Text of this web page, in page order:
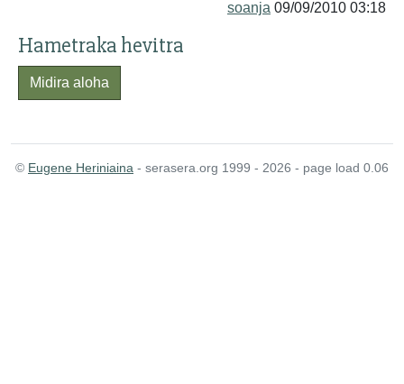
soanja 09/09/2010 03:18
Hametraka hevitra
Midira aloha
© Eugene Heriniaina - serasera.org 1999 - 2026 - page load 0.06